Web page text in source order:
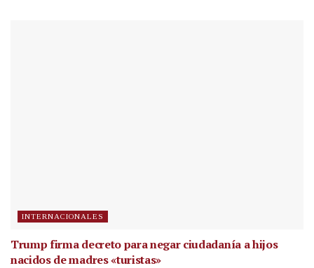
INTERNACIONALES
Trump firma decreto para negar ciudadanía a hijos
nacidos de madres «turistas»